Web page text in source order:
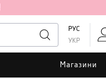
РУС
УКР
Магазини